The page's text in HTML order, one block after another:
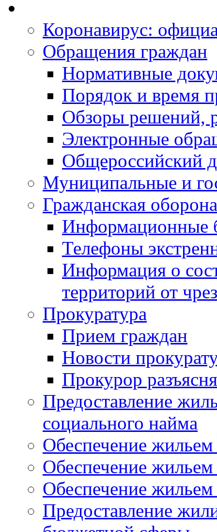
Коронавирус:
Обращения граждан
Нормативные
Порядок и время
Обзоры решений,
Электронные
Общероссийский
Муниципальные и
Гражданская
Информационные
Телефоны
Информация о
территорий от
Прокуратура
Прием граждан
Новости
Прокурор
Предоставление
социального найма
Обеспечение
Обеспечение
Обеспечение жильем
Предоставление